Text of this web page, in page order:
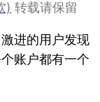
) 转载请保留
进的用户发现
账户都有一个